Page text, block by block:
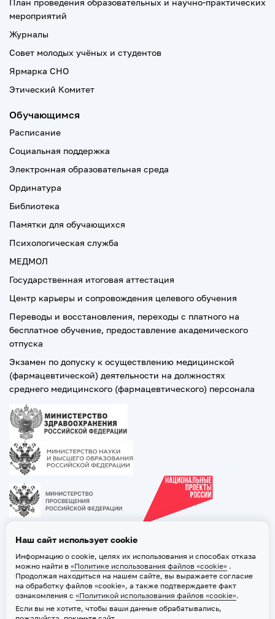
План проведения образовательных и научно-практических
мероприятий
Журналы
Совет молодых учёных и студентов
Ярмарка СНО
Этический Комитет
Обучающимся
Расписание
Социальная поддержка
Электронная образовательная среда
Ординатура
Библиотека
Памятки для обучающихся
Психологическая служба
МЕДМОЛ
Государственная итоговая аттестация
Центр карьеры и сопровождения целевого обучения
Переводы и восстановления, переходы с платного на
бесплатное обучение, предоставление академического
отпуска
Экзамен по допуску к осуществлению медицинской
(фармацевтической) деятельности на должностях
среднего медицинского (фармацевтического) персонала
2026 © ТВГМУ. Все права защищены
Наш сайт использует cookie
Информацию о cookie, целях их использования и способах отказа
можно найти в «Политике использования файлов «cookie» .
Продолжая находиться на нашем сайте, вы выражаете согласие
на обработку файлов «cookie», а также подтверждаете факт
ознакомления с «Политикой использования файлов «cookie».
Если вы не хотите, чтобы ваши данные обрабатывались,